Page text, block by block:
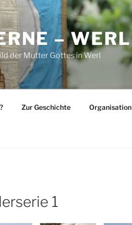
– WERL
der Mutter Gottes in Werl
Zur Geschichte Organisation
1